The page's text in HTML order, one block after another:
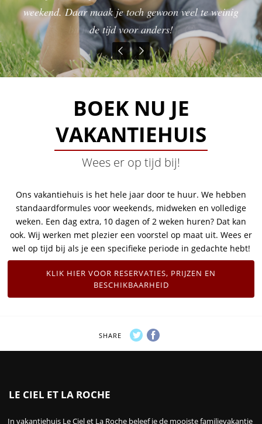
poetsen! Het gaat er hevig aan toe. Feller nog dan
bij het mountainbiken zelf, 🙂
weekend. Daar maak je toch gewoon veel te weinig
de tijd voor anders!
Tot je 'rimpels' hebt op de toppen van je vingers.
Zalig.
afwas!
Dan hebben we er hier maar een sterrenavond van
gemaakt. En de wijn stroomde rijkelijk …
ontdekkingstocht door de Ardense bossen.
vriendinnen ... Na 3 dagen was ik helemaal zen.
biefstukken waren helemaal à point. Het Belgisch
bier is wereldklasse.
BOEK NU JE
VAKANTIEHUIS
Wees er op tijd bij!
Ons vakantiehuis is het hele jaar door te huur. We hebben
standaardformules voor weekends, midweken en volledige
weken. Een dag extra, 10 dagen of 2 weken huren? Dat kan
ook. Wij werken met plezier een voorstel op maat uit. Wees er
wel op tijd bij als je een specifieke periode in gedachte hebt!
KLIK HIER VOOR RESERVATIES, PRIJZEN EN
BESCHIKBAARHEID
SHARE
LE CIEL ET LA ROCHE
In vakantiehuis Le Ciel et La Roche beleef je de mooiste familievakantie